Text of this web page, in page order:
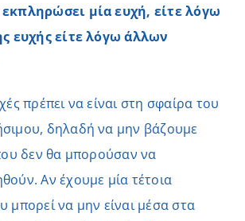
μία ευχή, είτε λόγω
ευχής είτε λόγω άλλων
πρέπει να είναι στη σφαίρα του
δηλαδή να μην βάζουμε
δεν θα μπορούσαν να
Αν έχουμε μία τέτοια
μπορεί να μην είναι μέσα στα